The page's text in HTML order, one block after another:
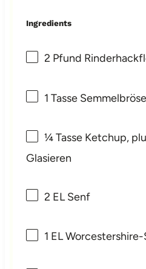
Ingredients
2 Pfund
1 Tasse
¼Tasse Ketchup,
Glasieren
2 EL Senf
1 EL